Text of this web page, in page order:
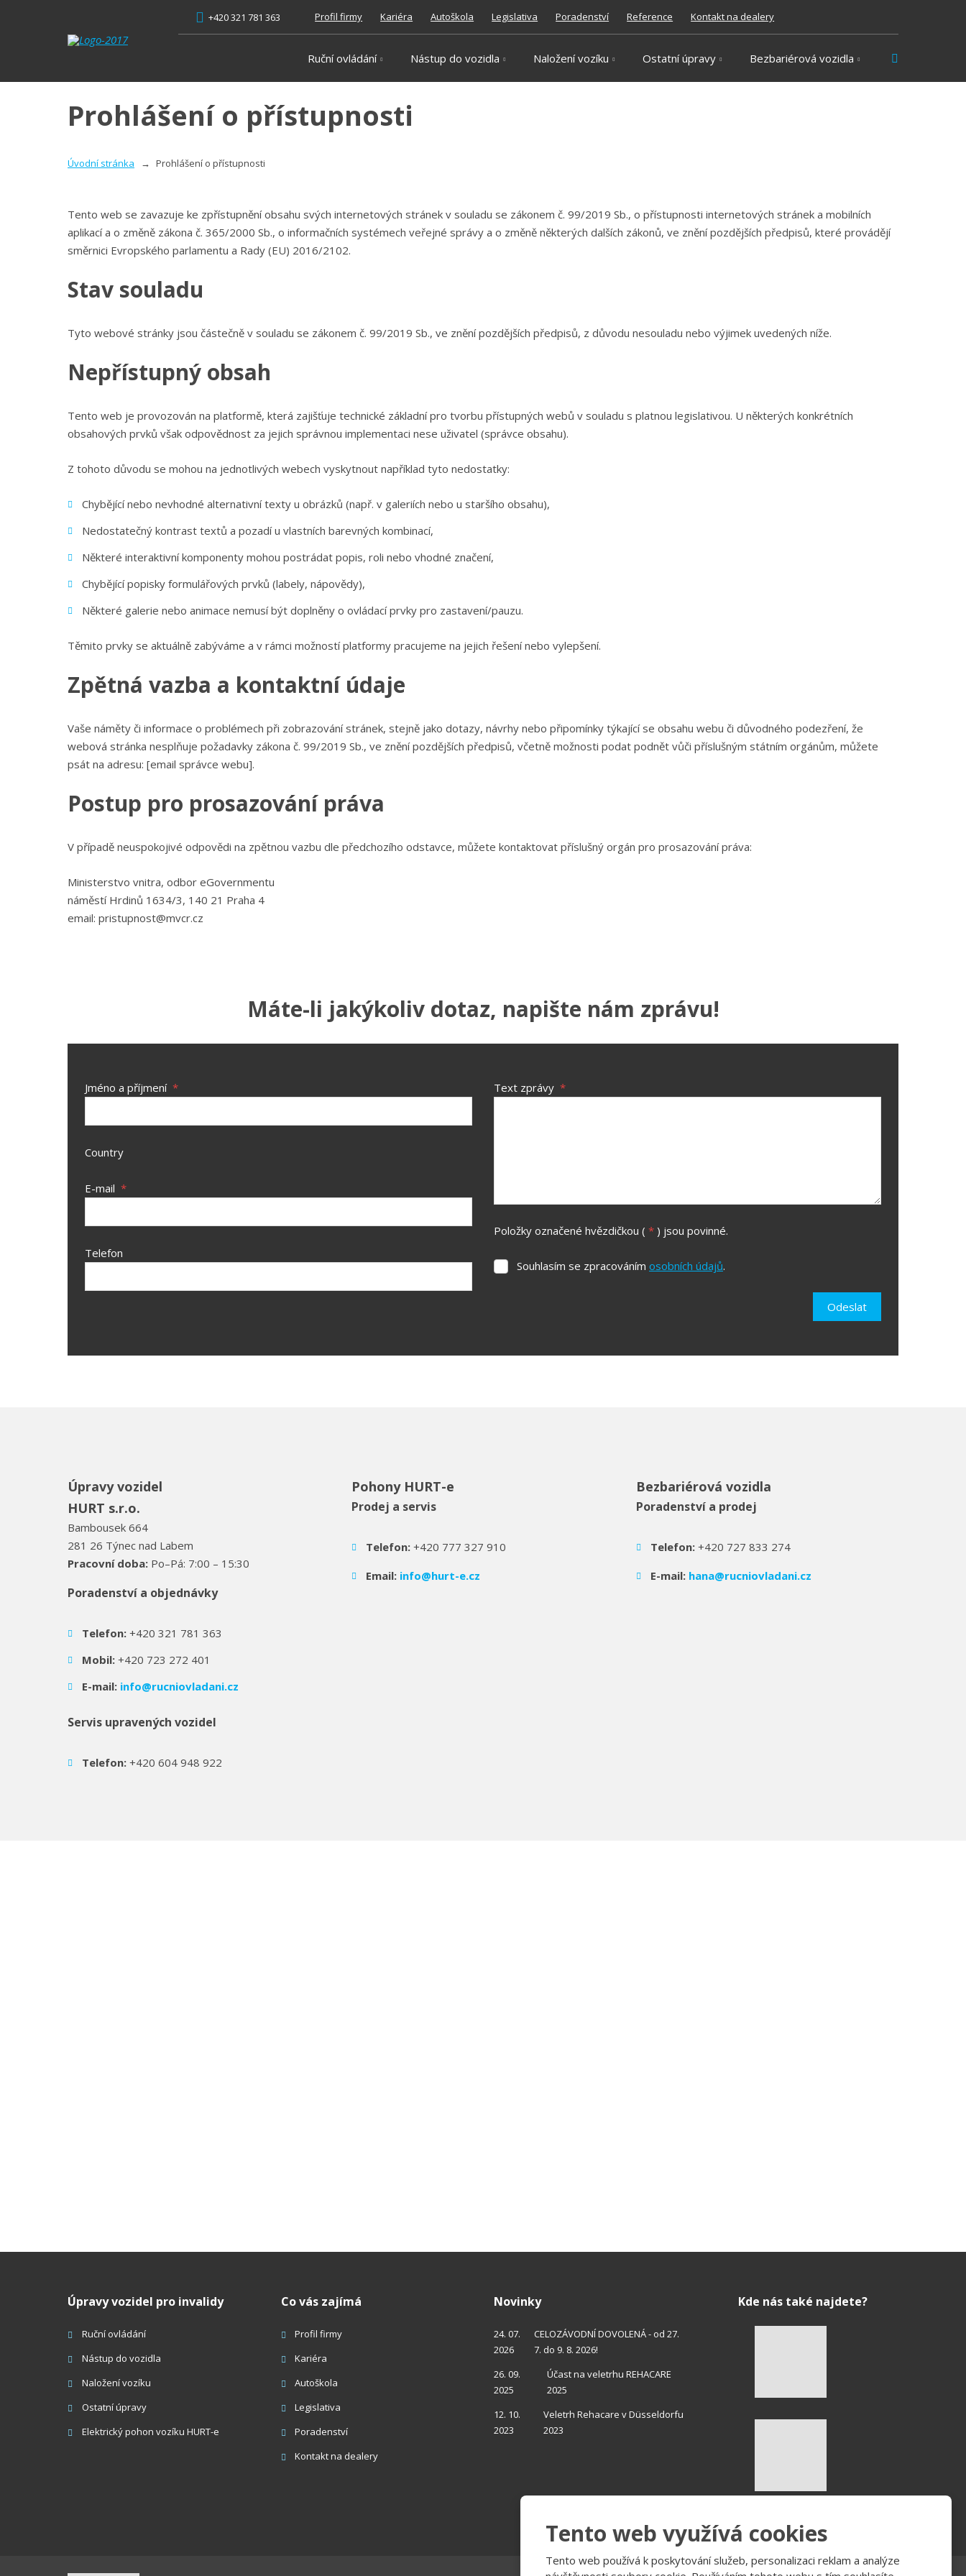
+420 321 781 363 Profil firmy Kariéra Autoškola Legislativa Poradenství Reference Kontakt na dealery
Ruční ovládání Nástup do vozidla Naložení vozíku Ostatní úpravy Bezbariérová vozidla
Prohlášení o přístupnosti
Úvodní stránka Prohlášení o přístupnosti
Tento web se zavazuje ke zpřístupnění obsahu svých internetových stránek v souladu se zákonem č. 99/2019 Sb., o přístupnosti internetových stránek a mobilních
aplikací a o změně zákona č. 365/2000 Sb., o informačních systémech veřejné správy a o změně některých dalších zákonů, ve znění pozdějších předpisů, které provádějí
směrnici Evropského parlamentu a Rady (EU) 2016/2102.
Stav souladu
Tyto webové stránky jsou částečně v souladu se zákonem č. 99/2019 Sb., ve znění pozdějších předpisů, z důvodu nesouladu nebo výjimek uvedených níže.
Nepřístupný obsah
Tento web je provozován na platformě, která zajišťuje technické základní pro tvorbu přístupných webů v souladu s platnou legislativou. U některých konkrétních
obsahových prvků však odpovědnost za jejich správnou implementaci nese uživatel (správce obsahu).
Z tohoto důvodu se mohou na jednotlivých webech vyskytnout například tyto nedostatky:
Chybějící nebo nevhodné alternativní texty u obrázků (např. v galeriích nebo u staršího obsahu),
Nedostatečný kontrast textů a pozadí u vlastních barevných kombinací,
Některé interaktivní komponenty mohou postrádat popis, roli nebo vhodné značení,
Chybějící popisky formulářových prvků (labely, nápovědy),
Některé galerie nebo animace nemusí být doplněny o ovládací prvky pro zastavení/pauzu.
Těmito prvky se aktuálně zabýváme a v rámci možností platformy pracujeme na jejich řešení nebo vylepšení.
Zpětná vazba a kontaktní údaje
Vaše náměty či informace o problémech při zobrazování stránek, stejně jako dotazy, návrhy nebo připomínky týkající se obsahu webu či důvodného podezření, že
webová stránka nesplňuje požadavky zákona č. 99/2019 Sb., ve znění pozdějších předpisů, včetně možnosti podat podnět vůči příslušným státním orgánům, můžete
psát na adresu: [email správce webu].
Postup pro prosazování práva
V případě neuspokojivé odpovědi na zpětnou vazbu dle předchozího odstavce, můžete kontaktovat příslušný orgán pro prosazování práva:
Ministerstvo vnitra, odbor eGovernmentu
náměstí Hrdinů 1634/3, 140 21 Praha 4
email: pristupnost@mvcr.cz
Máte-li jakýkoliv dotaz, napište nám zprávu!
Jméno a příjmení *
Country
E-mail *
Telefon
Text zprávy *
Položky označené hvězdičkou ( * ) jsou povinné.
SouhlasímSouhlasím se zpracováním osobních údajů.
Odeslat
se
Úpravy vozidel
HURT s.r.o.
Bambousek 664
281 26 Týnec nad Labem
Pracovní doba: Po–Pá: 7:00 – 15:30
Poradenství a objednávky
Telefon:+420 321 781 363
Mobil:+420 723 272 401
E-mail: info@rucniovladani.cz
Servis upravených vozidel
Telefon:+420 604 948 922
Pohony HURT-e
Prodej a servis
Telefon: +420 777 327 910
Email: info@hurt-e.cz
Bezbariérová vozidla
Poradenství a prodej
Telefon:+420 727 833 274
E-mail: hana@rucniovladani.cz
Úpravy vozidel pro invalidy
Ruční ovládání
Nástup do vozidla
Naložení vozíku
Ostatní úpravy
Elektrický pohon vozíku HURT-e
Co vás zajímá
Profil firmy
Kariéra
Autoškola
Legislativa
Poradenství
Kontaktna dealery
Novinky
24. 07.
2026
CELOZÁVODNÍ DOVOLENÁ - od 27.
7. do 9. 8. 2026!
26. 09.
2025
Účast na veletrhu REHACARE
2025
12. 10.
2023
Veletrh Rehacare v Düsseldorfu
2023
Kde nás také najdete?
Tento web využívá cookies
Tento web používá k poskytování služeb, personalizaci reklam a analýze